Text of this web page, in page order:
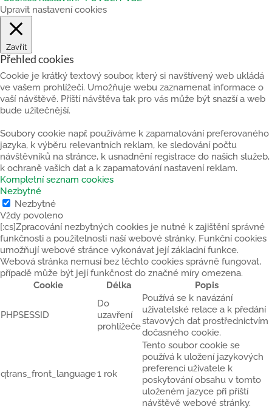
Upravit nastavení cookies
Zavřít
Přehled cookies
Cookie je krátký textový soubor, který si navštívený web ukládá
ve vašem prohlížeči. Umožňuje webu zaznamenat informace o
vaší návštěvě. Příští návštěva tak pro vás může být snazší a web
bude užitečnější.
Soubory cookie např. používáme k zapamatování preferovaného
jazyka, k výběru relevantních reklam, ke sledování počtu
návštěvníků na stránce, k usnadnění registrace do našich služeb,
k ochraně vašich dat a k zapamatování nastavení reklam.
Kompletní seznam cookies
Nezbytné
Nezbytné
Vždy povoleno
[:cs]Zpracování nezbytných cookies je nutné k zajištění správné
funkčnosti a použitelnosti naší webové stránky. Funkční cookies
umožňují webové stránce vykonávat její základní funkce.
Webová stránka nemusí bez těchto cookies správně fungovat,
případě může být její funkčnost do značné míry omezena.
Cookie
Délka Popis
PHPSESSID
Do
uzavření
prohlížeče
Používá se k navázání
uživatelské relace a k předání
stavových dat prostřednictvím
dočasného cookie.
qtrans_front_language1 rok
Tento soubor cookie se
používá k uložení jazykových
preferencí uživatele k
poskytování obsahu v tomto
uloženém jazyce při příští
návštěvě webové stránky.